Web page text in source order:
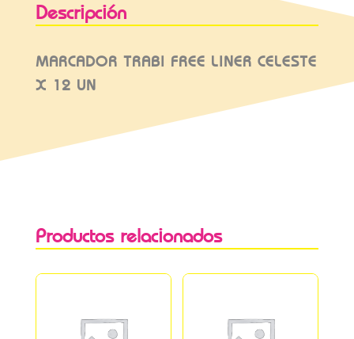
Descripción
MARCADOR TRABI FREE LINER CELESTE
X 12 UN
Productos relacionados